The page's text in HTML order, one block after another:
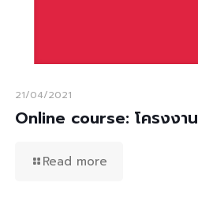
21/04/2021
Online course: โครงงาน
Read more